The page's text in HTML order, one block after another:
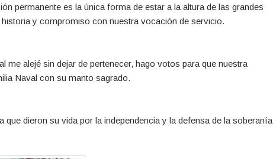
permanente es la única forma de estar a la altura de las grandes
y compromiso con nuestra vocación de servicio.
me alejé sin dejar de pertenecer, hago votos para que nuestra
Naval con su manto sagrado.
dieron su vida por la independencia y la defensa de la soberanía